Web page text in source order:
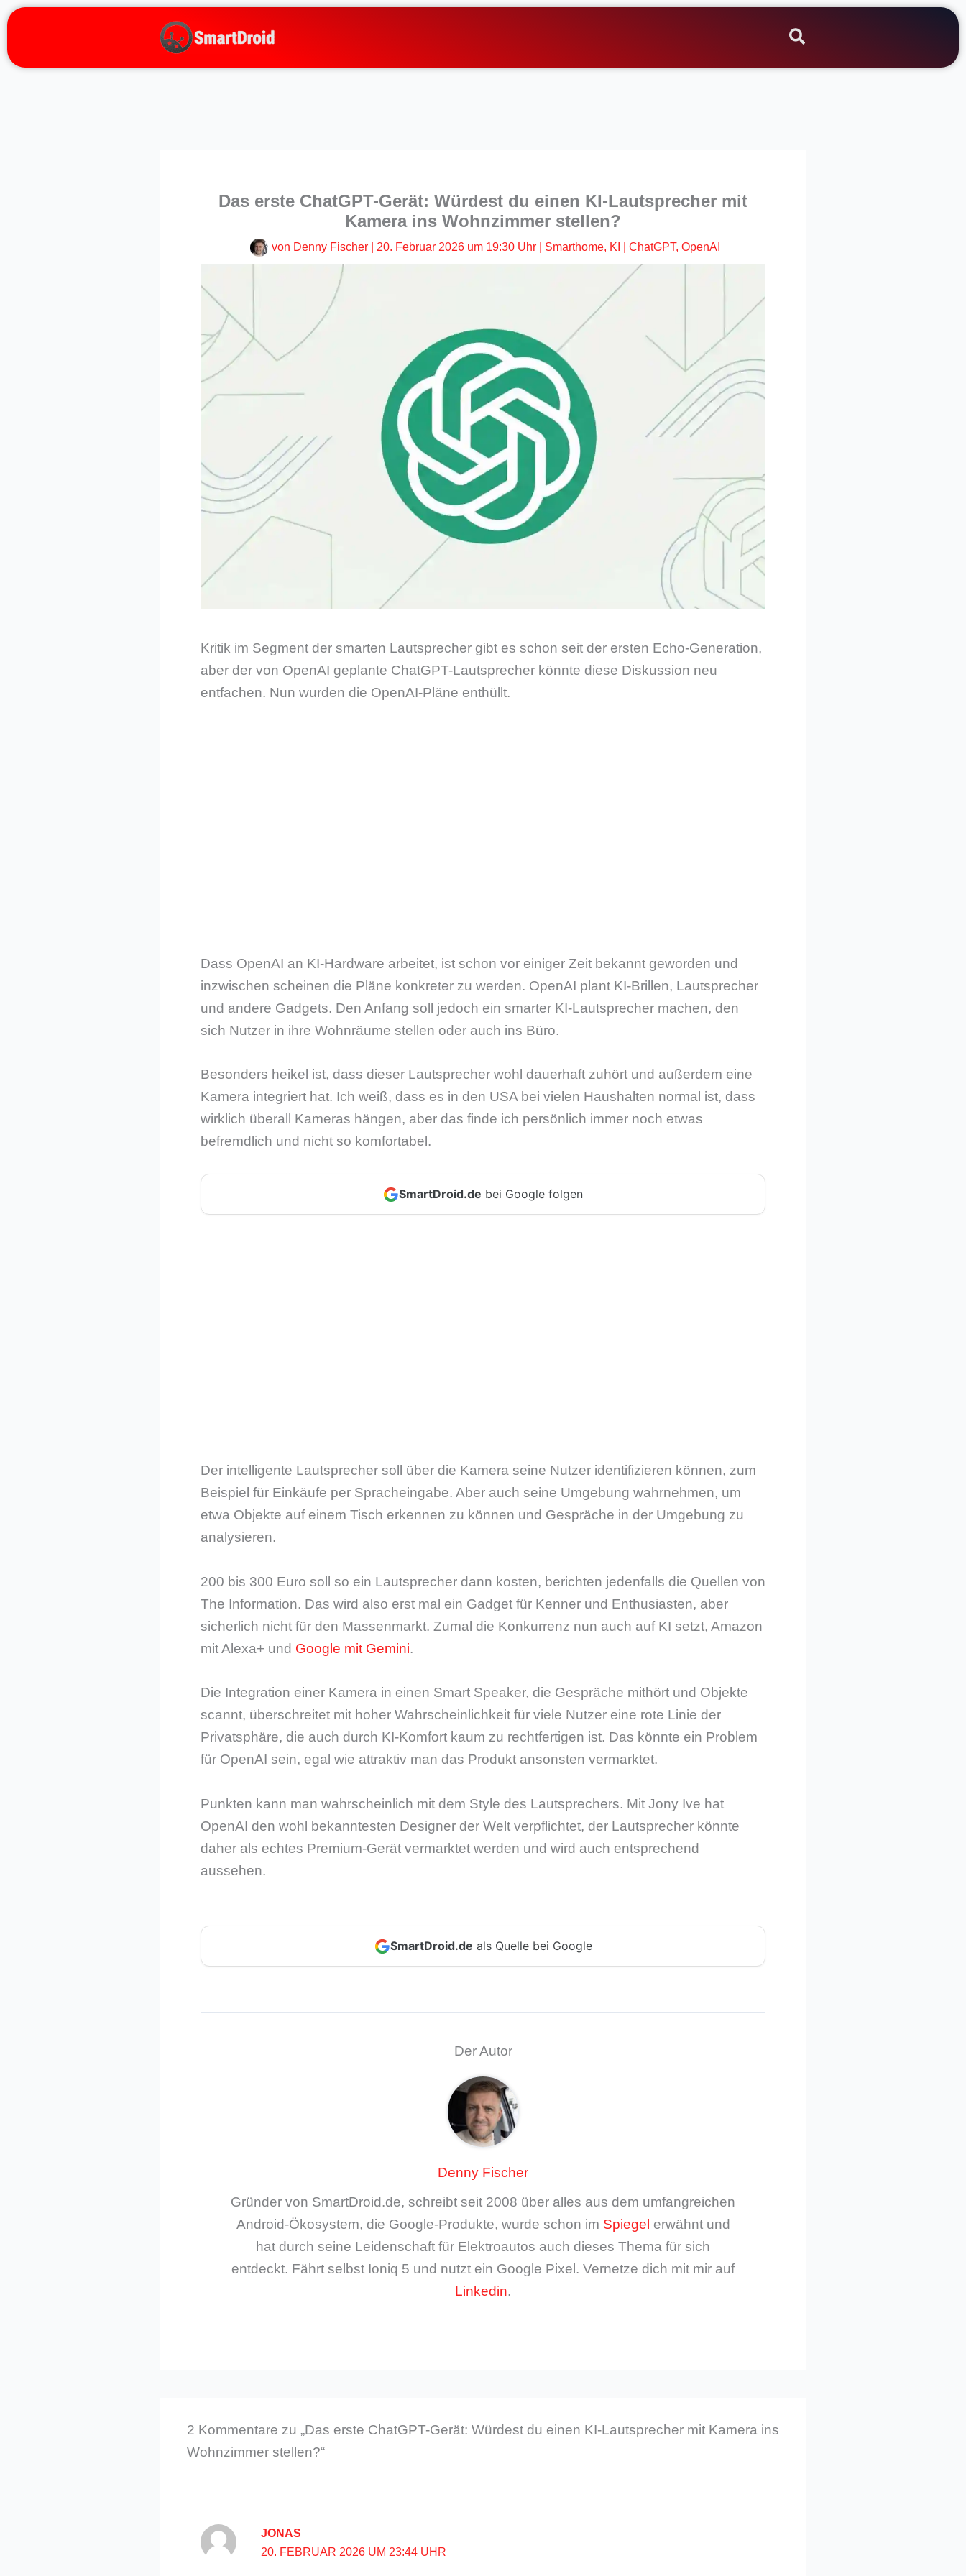
Zum
springen
Das erste ChatGPT-Gerät: Würdest du einen KI-Lautsprecher mit
Kamera ins Wohnzimmer stellen?
von Denny Fischer 20. Februar 2026 um 19:30 Uhr| Smarthome, KI ChatGPT, OpenAI
Kritik im Segment der smarten Lautsprecher gibt es schon seit der ersten Echo-Generation,
aber der von OpenAI geplante ChatGPT-Lautsprecher könnte diese Diskussion neu
entfachen. Nun wurden die OpenAI-Pläne enthüllt.
Dass OpenAI an KI-Hardware arbeitet, ist schon vor einiger Zeit bekannt geworden und
inzwischen scheinen die Pläne konkreter zu werden. OpenAI plant KI-Brillen, Lautsprecher
und andere Gadgets. Den Anfang soll jedoch ein smarter KI-Lautsprecher machen, den
sich Nutzer in ihre Wohnräume stellen oder auch ins Büro.
Besonders heikel ist, dass dieser Lautsprecher wohl dauerhaft zuhört und außerdem eine
Kamera integriert hat. Ich weiß, dass es in den USA bei vielen Haushalten normal ist, dass
wirklich überall Kameras hängen, aber das finde ich persönlich immer noch etwas
befremdlich und nicht so komfortabel.
SmartDroid.de bei Google folgen
Der intelligente Lautsprecher soll über die Kamera seine Nutzer identifizieren können, zum
Beispiel für Einkäufe per Spracheingabe. Aber auch seine Umgebung wahrnehmen, um
etwa Objekte auf einem Tisch erkennen zu können und Gespräche in der Umgebung zu
analysieren.
200 bis 300 Euro soll so ein Lautsprecher dann kosten, berichten jedenfalls die Quellen von
The Information. Das wird also erst mal ein Gadget für Kenner und Enthusiasten, aber
sicherlich nicht für den Massenmarkt. Zumal die Konkurrenz nun auch auf KI setzt, Amazon
mit Alexa+ und Google mit Gemini.
Die Integration einer Kamera in einen Smart Speaker, die Gespräche mithört und Objekte
scannt, überschreitet mit hoher Wahrscheinlichkeit für viele Nutzer eine rote Linie der
Privatsphäre, die auch durch KI-Komfort kaum zu rechtfertigen ist. Das könnte ein Problem
für OpenAI sein, egal wie attraktiv man das Produkt ansonsten vermarktet.
Punkten kann man wahrscheinlich mit dem Style des Lautsprechers. Mit Jony Ive hat
OpenAI den wohl bekanntesten Designer der Welt verpflichtet, der Lautsprecher könnte
daher als echtes Premium-Gerät vermarktet werden und wird auch entsprechend
aussehen.
SmartDroid.de als Quelle bei Google
Der Autor
Denny Fischer
Gründer von SmartDroid.de, schreibt seit 2008 über alles aus dem umfangreichen
Android-Ökosystem, die Google-Produkte, wurde schon im Spiegel erwähnt und
hat durch seine Leidenschaft für Elektroautos auch dieses Thema für sich
entdeckt. Fährt selbst Ioniq 5 und nutzt ein Google Pixel. Vernetze dich mit mir auf
Linkedin.
2 Kommentare zu „Das erste ChatGPT-Gerät: Würdest du einen KI-Lautsprecher mit Kamera ins
Wohnzimmer stellen?“
JONAS
20. FEBRUAR 2026 UM 23:44 UHR